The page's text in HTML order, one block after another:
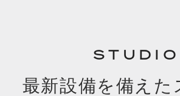
STUDIO
最新設備を備えた